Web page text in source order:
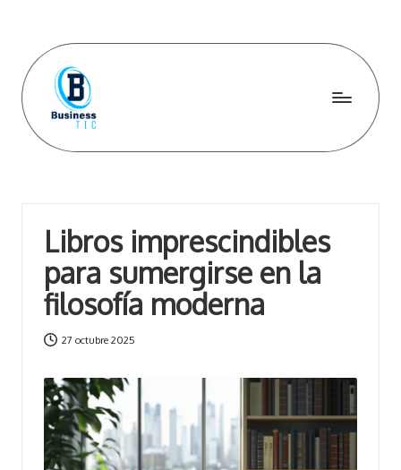
contenido
B
n
e
s
ti
c
Libros imprescindibles
para sumergirse en la
filosofía moderna
27 octubre 2025